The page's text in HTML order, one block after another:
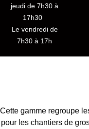
jeudi de 7h30 à
17h30
Le vendredi de
7h30 à 17h
Cette gamme regroupe
pour les chantiers de